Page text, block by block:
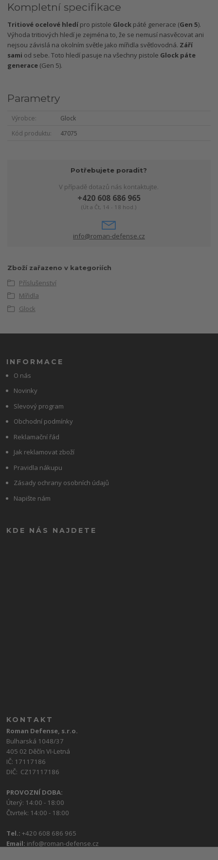
Kompletní specifikace
Tritiové ocelové hledí pro pistole Glock páté generace (Gen 5).
Výhoda tritiových hledí je zejména to, že se nemusí nasvěcovat ani
nejsou závislá na okolním světle jako mířidla světlovodná. Září
sami od sebe. Toto hledí pasuje na všechny pistole Glock páte
generace (Gen 5).
Parametry
Výrobce
Glock
Kód produktu
47075
Potřebujete poradit?
V případě dotazů nás kontaktujte.
+420 608 686 965
(Út a Čt, 14 - 18 hod.)
info@roman-defense.cz
Zboží zařazeno v kategoriích
Příslušenství
Mířidla
Glock
INFORMACE
O nás
Novinky
Slevový program
Obchodní podmínky
Reklamační řád
Jak reklamovat zboží
Pravidla nákupu
Zásady ochrany osobních údajů
Napište nám
KDE NÁS NAJDETE
KONTAKT
Roman Defense, s.r.o.
Bulharská 1048/37
405 02 Děčín VI-Letná
IČ: 17117186
DIČ: CZ17117186
PROVOZNÍ DOBA:
Úterý: 14:00 - 18:00
Čtvrtek: 14:00 - 18:00
Tel.:+420 608 686 965
Email: info@roman-defense.cz